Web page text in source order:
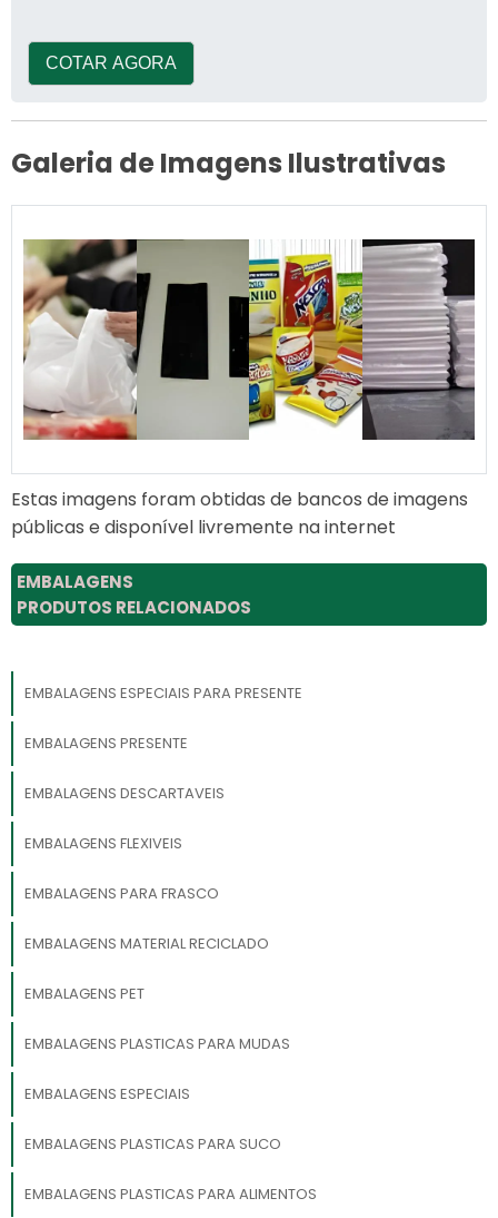
COTAR AGORA
Galeria de Imagens Ilustrativas
Estas imagens foram obtidas de bancos de imagens
públicas e disponível livremente na internet
EMBALAGENS
PRODUTOS RELACIONADOS
EMBALAGENS ESPECIAIS PARA PRESENTE
EMBALAGENS PRESENTE
EMBALAGENS DESCARTAVEIS
EMBALAGENS FLEXIVEIS
EMBALAGENS PARA FRASCO
EMBALAGENS MATERIAL RECICLADO
EMBALAGENS PET
EMBALAGENS PLASTICAS PARA MUDAS
EMBALAGENS ESPECIAIS
EMBALAGENS PLASTICAS PARA SUCO
EMBALAGENS PLASTICAS PARA ALIMENTOS